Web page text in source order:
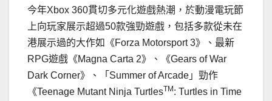
今年Xbox 360貫切多元化遊戲熱潮，於動漫電玩節
上向玩家展示超過50款強勁遊戲，包括多款從未在
港展示過的大作如《Forza Motorsport 3》、最新
RPG遊戲《Magna Carta 2》、《Gears of War
Dark Corner》、「Summer of Arcade」勁作
《Teenage Mutant Ninja TurtlesTM : Turtles in Time